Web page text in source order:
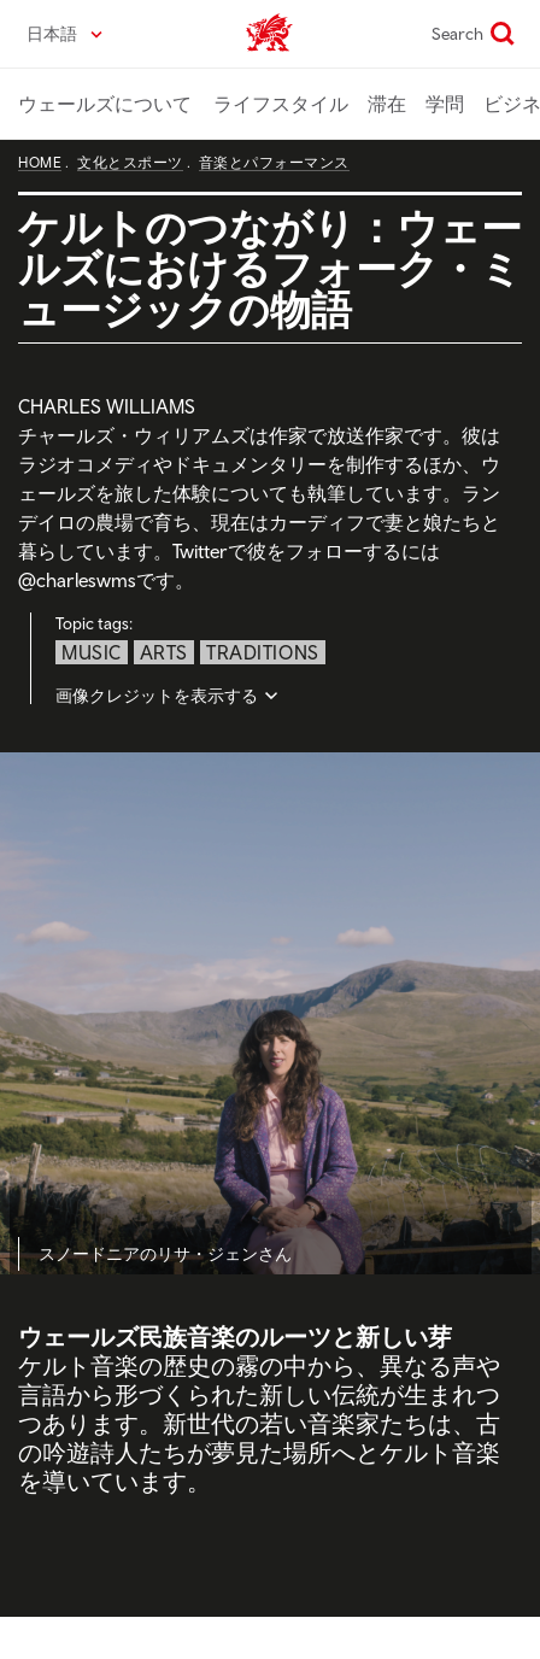
content
日本語 Wales home Search
ウェールズについて ライフスタイル 滞在 学問 ビジ
HOME 文化とスポーツ 音楽とパフォーマンス
ケルトのつながり：ウェー
ルズにおけるフォーク・ミ
ュージックの物語
CHARLES WILLIAMS
チャールズ・ウィリアムズは作家で放送作家です。彼は
ラジオコメディやドキュメンタリーを制作するほか、ウ
ェールズを旅した体験についても執筆しています。ラン
デイロの農場で育ち、現在はカーディフで妻と娘たちと
暮らしています。Twitterで彼をフォローするには
@charleswmsです。
Topic tags:
MUSIC ARTS TRADITIONS
画像クレジットを表示する
スノードニアのリサ・ジェンさん
ウェールズ民族音楽のルーツと新しい芽
ケルト音楽の歴史の霧の中から、異なる声や
言語から形づくられた新しい伝統が生まれつ
つあります。新世代の若い音楽家たちは、古
の吟遊詩人たちが夢見た場所へとケルト音楽
を導いています。